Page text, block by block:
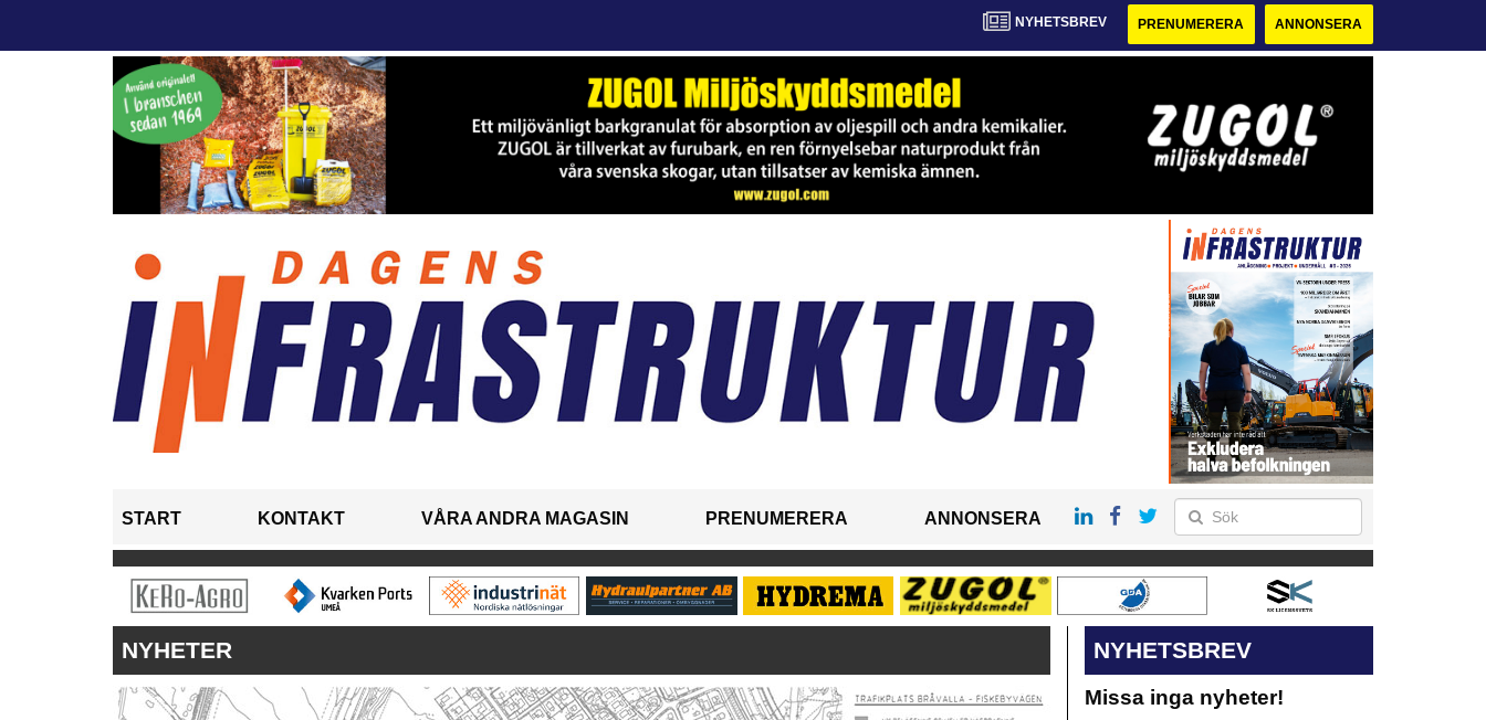
NYHETSBREV PRENUMERERA ANNONSERA
START KONTAKT VÅRA ANDRA MAGASIN PRENUMERERA ANNONSERA
NYHETER NYHETSBREV
Missa inga nyheter!